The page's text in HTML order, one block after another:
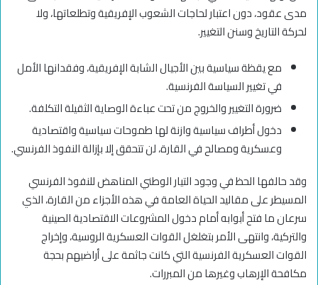
مدى عقود، دون اعتبار لحاجات الشعوب الإفريقية وتطلعاتها، ولا
لحركة التاريخ وسنن التغيير.
مع يقظة سياسية بين الأجيال الشابة الإفريقية، وفقدانها الأمل
في تغيير السياسة الفرنسية.
ضرورة التغيير والخروج من تحت عباءة الوصاية الثقيلة التكلفة.
دخول أطراف سياسية وازنة لها طموحات سياسية واقتصادية
وعسكرية ومصالح في القارة، لن تتحقق إلا بإزالة النفوذ الفرنسي.
وقد حالفها الحظ في وجود التيار الوطني المناهض للنفوذ الفرنسي
المسيطر على مقاليد الحياة العامة في هذه الأجزاء من القارة، الذي
سرعان ما فتح أبوابه أمام دخول المشروعات الاقتصادية الصينية
والتركية، وانتهى الأمر بتغلغل القوات العسكرية الروسية، وإخراج
القوات العسكرية الفرنسية التي كانت جاثمة على أراضيهم بحجة
مكافحة الإرهاب وغيرها من المبررات.